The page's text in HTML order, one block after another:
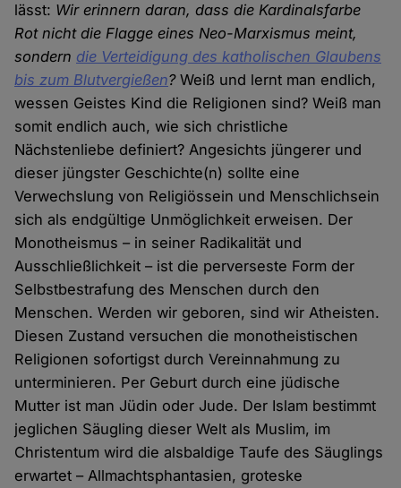
lässt: Wir erinnern daran, dass die Kardinalsfarbe
Rot nicht die Flagge eines Neo-Marxismus meint,
sondern die Verteidigung des katholischen Glaubens
bis zum Blutvergießen?Weiß und lernt man endlich,
wessen Geistes Kind die Religionen sind? Weiß man
somit endlich auch, wie sich christliche
Nächstenliebe definiert? Angesichts jüngerer und
dieser jüngster Geschichte(n) sollte eine
Verwechslung von Religiössein und Menschlichsein
sich als endgültige Unmöglichkeit erweisen. Der
Monotheismus – in seiner Radikalität und
Ausschließlichkeit – ist die perverseste Form der
Selbstbestrafung des Menschen durch den
Menschen. Werden wir geboren, sind wir Atheisten.
Diesen Zustand versuchen die monotheistischen
Religionen sofortigst durch Vereinnahmung zu
unterminieren. Per Geburt durch eine jüdische
Mutter ist man Jüdin oder Jude. Der Islam bestimmt
jeglichen Säugling dieser Welt als Muslim, im
Christentum wird die alsbaldige Taufe des Säuglings
erwartet – Allmachtsphantasien, groteske